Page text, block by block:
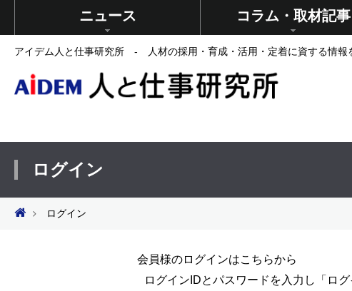
ニュース コラム・取材記事
アイデム人と仕事研究所 - 人材の採用・育成・活用・定着に資する情報
ログイン
ログイン
会員様のログインはこちらから
ログインIDとパスワードを入力し「ロ